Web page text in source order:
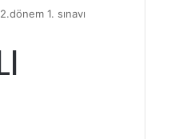
1. sınavı